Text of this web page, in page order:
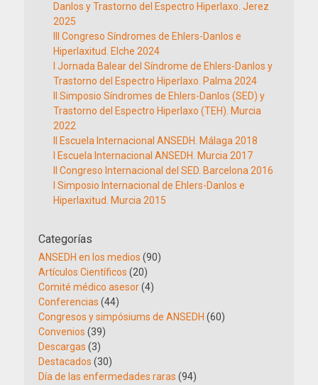
Danlos y Trastorno del Espectro Hiperlaxo. Jerez
2025
III Congreso Síndromes de Ehlers-Danlos e
Hiperlaxitud. Elche 2024
I Jornada Balear del Síndrome de Ehlers-Danlos y
Trastorno del Espectro Hiperlaxo. Palma 2024
II Simposio Síndromes de Ehlers-Danlos (SED) y
Trastorno del Espectro Hiperlaxo (TEH). Murcia
2022
II Escuela Internacional ANSEDH. Málaga 2018
I Escuela Internacional ANSEDH. Murcia 2017
II Congreso Internacional del SED. Barcelona 2016
I Simposio Internacional de Ehlers-Danlos e
Hiperlaxitud. Murcia 2015
Categorías
ANSEDH en los medios (90)
Artículos Científicos (20)
Comité médico asesor(4)
Conferencias (44)
Congresos y simpósiums de ANSEDH (60)
Convenios (39)
Descargas (3)
Destacados (30)
Día de las enfermedades raras (94)